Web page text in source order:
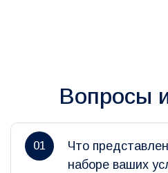
Вопросы
01
Что
наборе ваших